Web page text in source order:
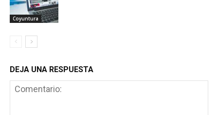
Coyuntura
DEJA UNA RESPUESTA